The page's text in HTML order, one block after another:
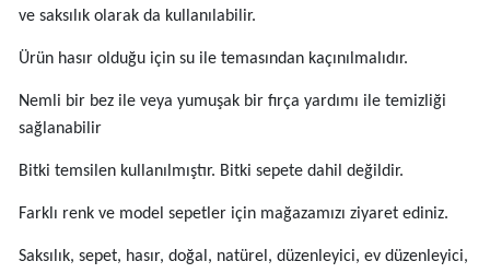
ve saksılık olarak da kullanılabilir.
Ürün hasır olduğu için su ile temasından kaçınılmalıdır.
Nemli bir bez ile veya yumuşak bir fırça yardımı ile temizliği
sağlanabilir
Bitki temsilen kullanılmıştır. Bitki sepete dahil değildir.
Farklı renk ve model sepetler için mağazamızı ziyaret ediniz.
Saksılık, sepet, hasır, doğal, natürel, düzenleyici, ev düzenleyici,